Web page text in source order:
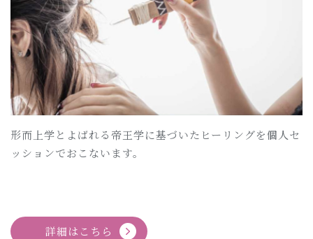
形而上学とよばれる帝王学に基づいたヒーリングを個人セ
ッションでおこないます。
詳細はこちら